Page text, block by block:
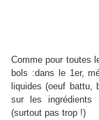
1
225 g de
Comme pour toutes
bols :dans le 1er,
liquides (oeuf battu,
sur les ingrédients
(surtout pas trop !)